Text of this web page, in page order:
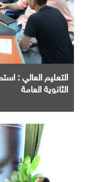
التعليم العالي :
الثانوية العامة